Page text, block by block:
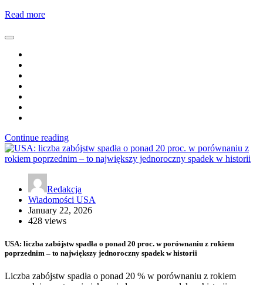
Read more
Continue reading
Redakcja
Wiadomości USA
January 22, 2026
428 views
USA: liczba zabójstw spadła o ponad 20 proc. w porównaniu z rokiem
poprzednim – to największy jednoroczny spadek w historii
Liczba zabójstw spadła o ponad 20 % w porównaniu z rokiem